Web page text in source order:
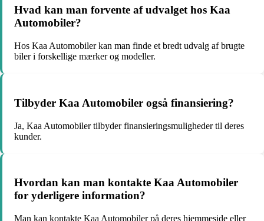
Hvad kan man forvente af udvalget hos Kaa
Automobiler?
Hos Kaa Automobiler kan man finde et bredt udvalg af brugte
biler i forskellige mærker og modeller.
Tilbyder Kaa Automobiler også finansiering?
Ja, Kaa Automobiler tilbyder finansieringsmuligheder til deres
kunder.
Hvordan kan man kontakte Kaa Automobiler
for yderligere information?
Man kan kontakte Kaa Automobiler på deres hjemmeside eller